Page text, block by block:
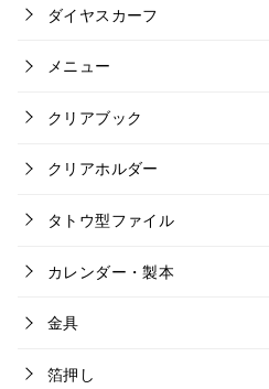
ダイヤスカーフ
メニュー
クリアブック
クリアホルダー
タトウ型ファイル
カレンダー・製本
金具
箔押し